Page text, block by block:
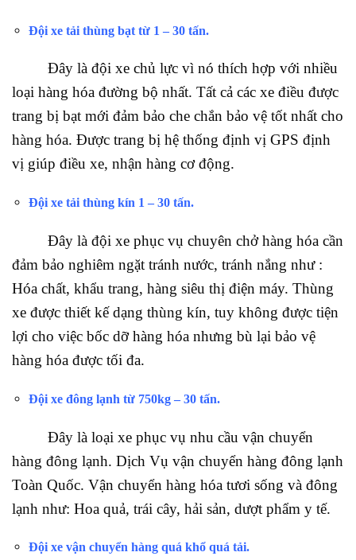
Đội xe tải thùng bạt từ 1 – 30 tấn.
Đây là đội xe chủ lực vì nó thích hợp với nhiều
loại hàng hóa đường bộ nhất. Tất cả các xe điều được
trang bị bạt mới đảm bảo che chắn bảo vệ tốt nhất cho
hàng hóa. Được trang bị hệ thống định vị GPS định
vị giúp điều xe, nhận hàng cơ động.
Đội xe tải thùng kín 1 – 30 tấn.
Đây là đội xe phục vụ chuyên chở hàng hóa cần
đảm bảo nghiêm ngặt tránh nước, tránh nắng như :
Hóa chất, khẩu trang, hàng siêu thị điện máy. Thùng
xe được thiết kế dạng thùng kín, tuy không được tiện
lợi cho việc bốc dỡ hàng hóa nhưng bù lại bảo vệ
hàng hóa được tối đa.
Đội xe đông lạnh từ 750kg – 30 tấn.
Đây là loại xe phục vụ nhu cầu vận chuyển
hàng đông lạnh. Dịch Vụ vận chuyển hàng đông lạnh
Toàn Quốc. Vận chuyển hàng hóa tươi sống và đông
lạnh như: Hoa quả, trái cây, hải sản, dượt phẩm y tế.
Đội xe vận chuyển hàng quá khổ quá tải.